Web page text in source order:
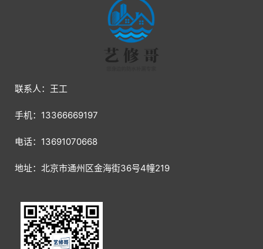
联系人：王工
手机：13366669197
电话：13691070668
地址：北京市通州区金海街36号4幢219